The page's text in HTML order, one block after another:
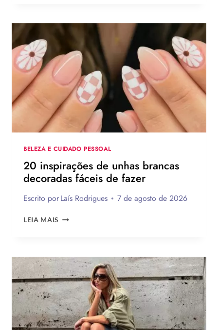
PAIS
2026:
IDEIAS
DE
PRESENTES
CRIATIVOS
COM
PASSO
A
BELEZA E CUIDADO PESSOAL
20 inspirações de unhas brancas
decoradas fáceis de fazer
Escrito porLaís Rodrigues 7 de agosto de 2026
LEIA MAIS
BRANCAS
DECORADAS
FÁCEIS
DE
FAZER